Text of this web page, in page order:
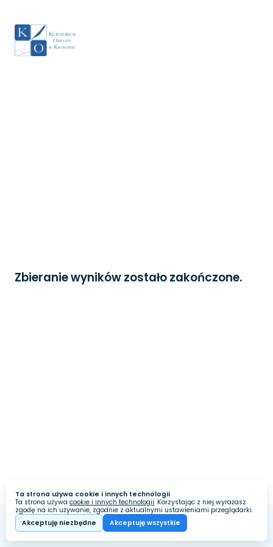
Ta strona używa cookie i innych technologii
Ta strona używa cookie i innych technologii. Korzystając z niej wyrażasz
zgodę na ich używanie, zgodnie z aktualnymi ustawieniami przeglądarki.
Akceptuję niezbędne
Akceptuję wszystkie
Zbieranie wyników zostało zakończone.
Stworzone naWebankieta